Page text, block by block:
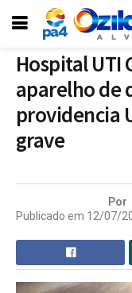
Hospital UTI
aparelho de
providencia
grave
Por
Publicado em 12/07/